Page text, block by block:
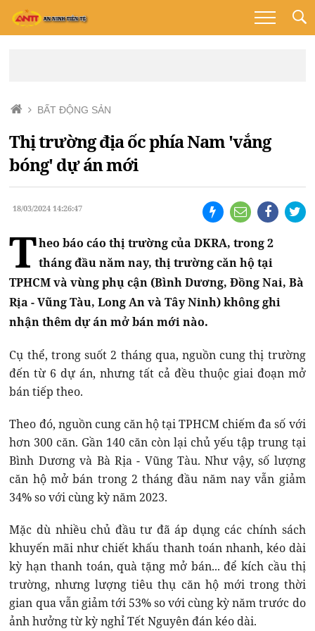
BẤT ĐỘNG SẢN
Thị trường địa ốc phía Nam 'vắng
bóng' dự án mới
18/03/2024 14:26:47
Theo báo cáo thị trường của DKRA, trong 2
tháng đầu năm nay, thị trường căn hộ tại
TPHCM và vùng phụ cận (Bình Dương, Đồng Nai, Bà
Rịa - Vũng Tàu, Long An và Tây Ninh) không ghi
nhận thêm dự án mở bán mới nào.
Cụ thể, trong suốt 2 tháng qua, nguồn cung thị trường
đến từ 6 dự án, nhưng tất cả đều thuộc giai đoạn mở
bán tiếp theo.
Theo đó, nguồn cung căn hộ tại TPHCM chiếm đa số với
hơn 300 căn. Gần 140 căn còn lại chủ yếu tập trung tại
Bình Dương và Bà Rịa - Vũng Tàu. Như vậy, số lượng
căn hộ mở bán trong 2 tháng đầu năm nay vẫn giảm
34% so với cùng kỳ năm 2023.
Mặc dù nhiều chủ đầu tư đã áp dụng các chính sách
khuyến mãi như chiết khấu thanh toán nhanh, kéo dài
kỳ hạn thanh toán, quà tặng mở bán... để kích cầu thị
trường, nhưng lượng tiêu thụ căn hộ mới trong thời
gian qua vẫn giảm tới 53% so với cùng kỳ năm trước do
ảnh hưởng từ kỳ nghỉ Tết Nguyên đán kéo dài.